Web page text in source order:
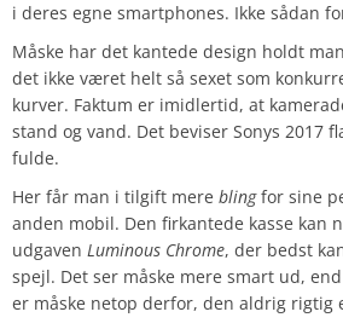
i deres egne smartphones. Ikke sådan
Måske har det kantede design holdt
det ikke været helt så sexet som
kurver. Faktum er imidlertid, at
stand og vand. Det beviser Sonys 2017
fulde.
Her får man i tilgift mere blingfor sine
anden mobil. Den firkantede kasse kan
udgaven Luminous Chrome, der bedst
spejl. Det ser måske mere smart ud,
er måske netop derfor, den aldrig rigtig